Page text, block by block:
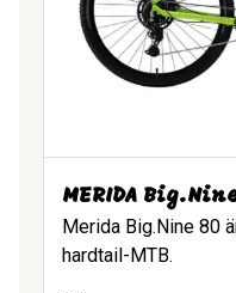
MERIDA
Merida Big.Nine 80
hardtail-MTB.